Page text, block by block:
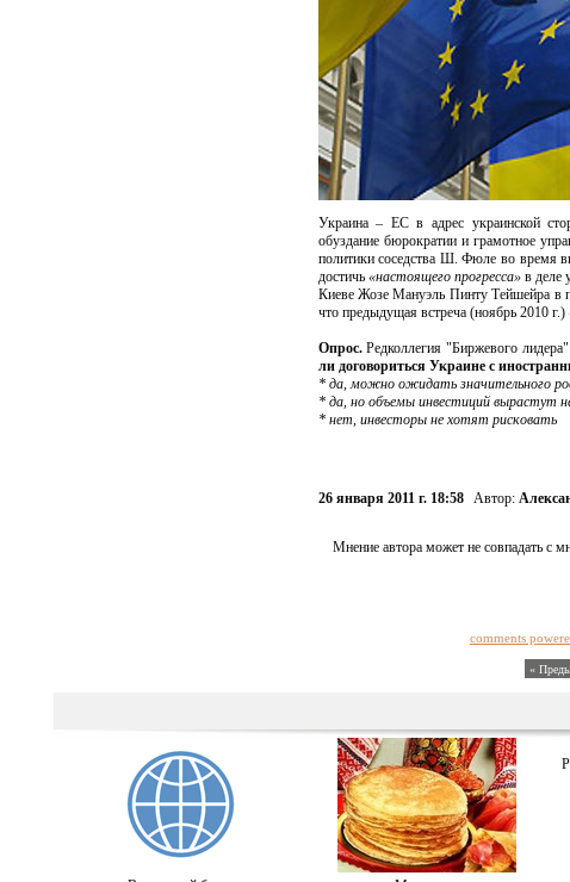
Украина – ЕС в адрес украинской
обуздание бюрократии и грамотное
политики соседства Ш. Фюле во время
достичь «настоящего прогресса»в деле
Киеве Жозе Мануэль Пинту Тейшейра в
что предыдущая встреча (ноябрь 2010 г.)
Опрос.Редколлегия "Биржевого
ли договориться Украине с
* да, можно ожидать значительного
* да, но объемы инвестиций вырастут
* нет, инвесторы не хотят рисковать
26 января 2011 г. 18:58 Автор:
Мнение автора может не совпадать с
comments
«